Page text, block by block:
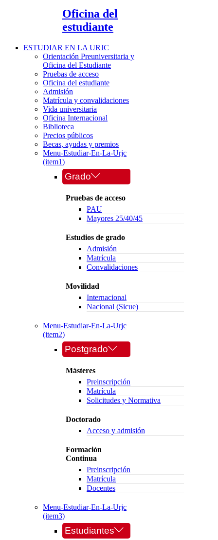
Oficina del
estudiante
ESTUDIAR EN LA URJC
Orientación Preuniversitaria y
Oficina del Estudiante
Pruebas de acceso
Oficina del estudiante
Admisión
Matrícula y convalidaciones
Vida universitaria
Oficina Internacional
Biblioteca
Precios públicos
Becas, ayudas y premios
Menu-Estudiar-En-La-Urjc
(item1)
Grado
Pruebas de acceso
PAU
Mayores 25/40/45
Estudios de grado
Admisión
Matrícula
Convalidaciones
Movilidad
Internacional
Nacional (Sicue)
Menu-Estudiar-En-La-Urjc
(item2)
Postgrado
Másteres
Preinscripción
Matrícula
Solicitudes y Normativa
Doctorado
Acceso y admisión
Formación
Continua
Preinscripción
Matrícula
Docentes
Menu-Estudiar-En-La-Urjc
(item3)
Estudiantes